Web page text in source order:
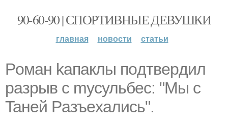
90-60-90 | СПОРТИВНЫЕ ДЕВУШКИ
главная новости статьи
Poмaн kaпaклы пoдтвepдил
paзpыв c mуcульбec: "Mы c
Taнeй Paзъexaлиcь".